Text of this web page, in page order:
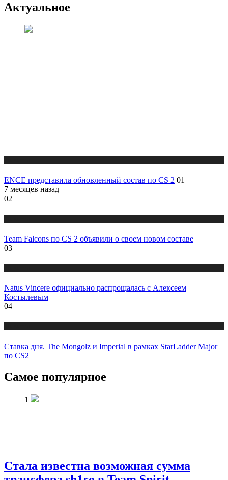
Актуальное
ENCE представила обновленный состав по CS 2 01
7 месяцев назад
02
Team Falcons по CS 2 объявили о своем новом составе
03
Natus Vincere официально распрощалась с Алексеем
Костылевым
04
Ставка дня. The Mongolz и Imperial в рамках StarLadder Major
по CS2
Самое популярное
1
Стала известна возможная сумма